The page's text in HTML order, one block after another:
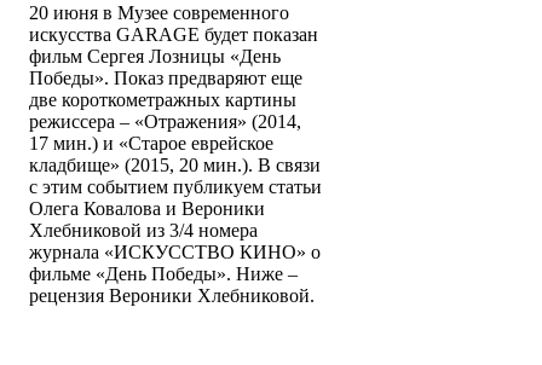
20 июня в Музее современного
искусства GARAGE будет показан
фильм Сергея Лозницы «День
Победы». Показ предваряют еще
две короткометражных картины
режиссера – «Отражения» (2014,
17 мин.) и «Старое еврейское
кладбище» (2015, 20 мин.). В связи
с этим событием публикуем статьи
Олега Ковалова и Вероники
Хлебниковой из 3/4 номера
журнала «ИСКУССТВО КИНО» о
фильме «День Победы». Ниже –
рецензия Вероники Хлебниковой.